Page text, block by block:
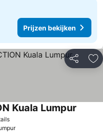
Prijzen bekijken
Delen
Kuala Lumpur